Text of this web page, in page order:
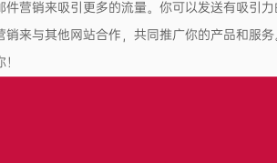
营销来吸引更多的流量。你可以发送有吸引
来与其他网站合作，共同推广你的产品和服